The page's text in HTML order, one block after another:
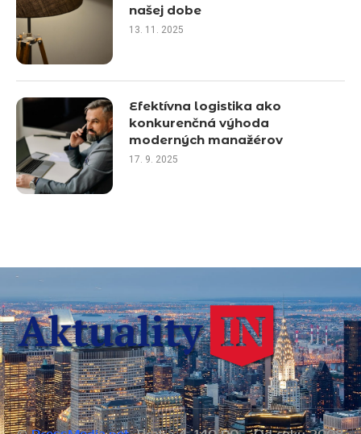
našej dobe
13. 11. 2025
Efektívna logistika ako
konkurenčná výhoda
moderných manažérov
17. 9. 2025